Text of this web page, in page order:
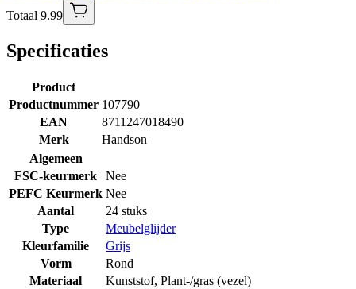
Totaal 9.99
Specificaties
Product
Productnummer 107790
EAN
8711247018490
Merk
Handson
Algemeen
FSC-keurmerk
Nee
PEFC Keurmerk Nee
Aantal
24 stuks
Type
Meubelglijder
Kleurfamilie
Grijs
Vorm
Rond
Materiaal
Kunststof, Plant-/gras (vezel)